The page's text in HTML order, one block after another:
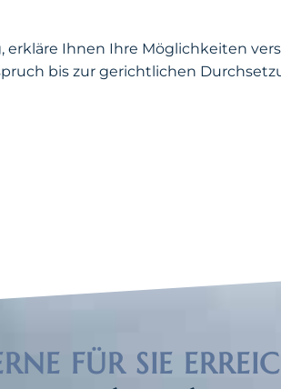
Ihnen Ihre Möglichkeiten
bis zur gerichtlichen
FÜR SIE